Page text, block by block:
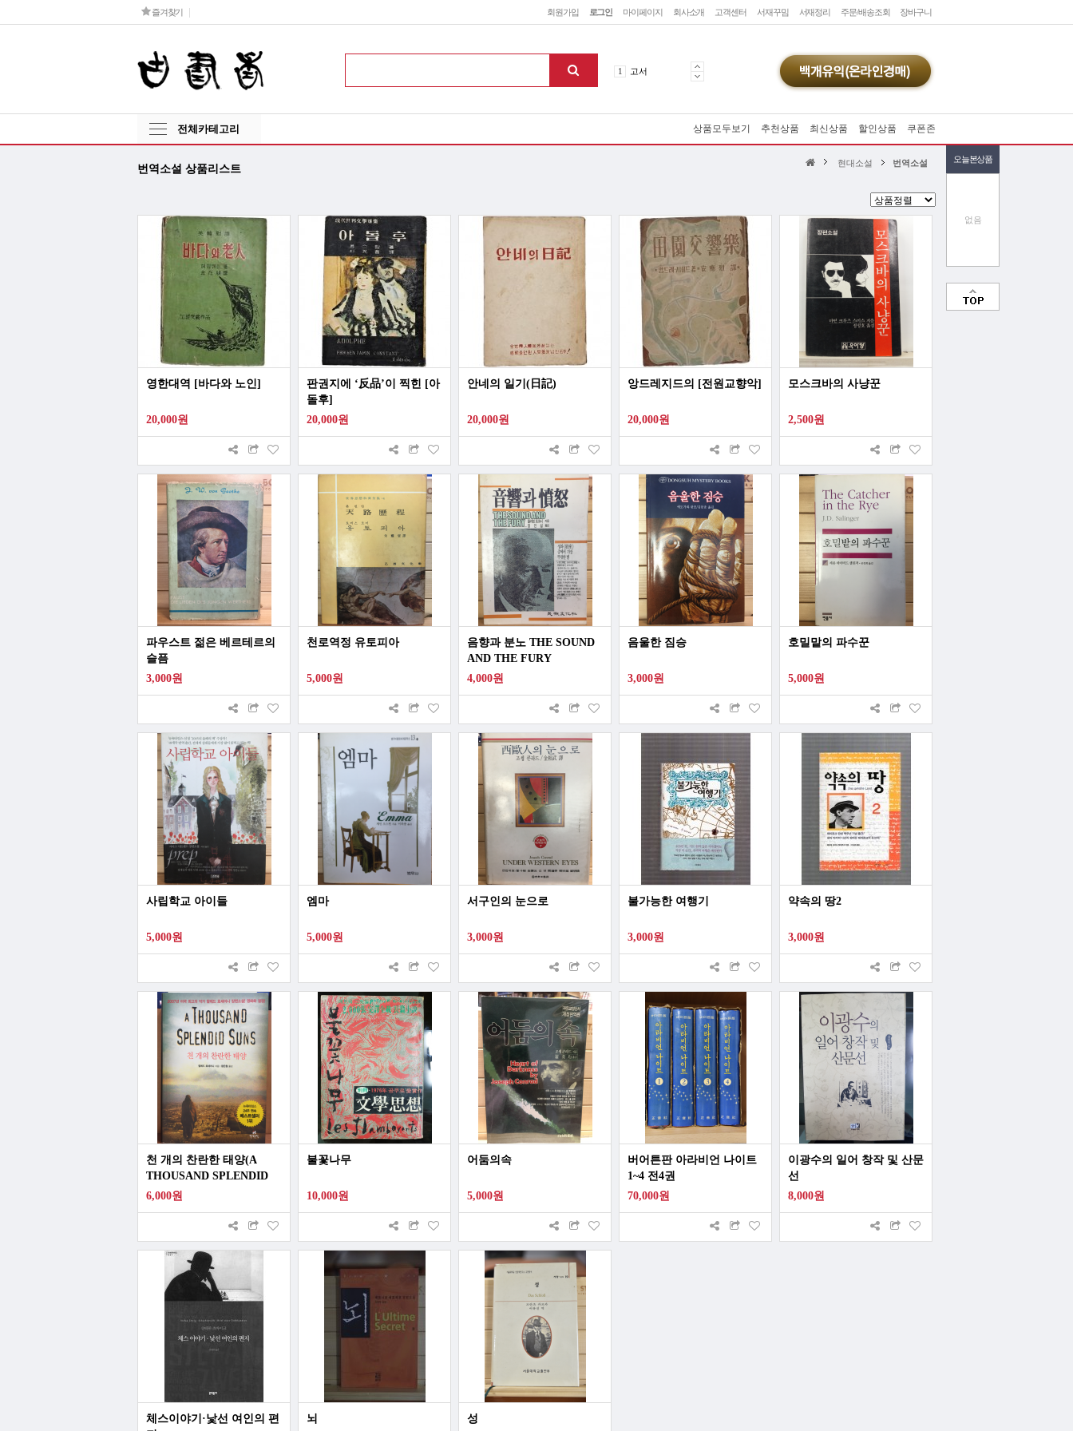
회원가입 로그인 마이페이지 회사소개 고객센터 서재꾸밈 서재정리 주문/배송조회 장바구니
즐겨찾기
1 고서
전체카테고리 상품모두보기 추천상품 최신상품 할인상품 쿠폰존
번역소설 상품리스트
오늘본상품
없음
현대소설 번역소설
영한대역 [바다와 노인]
20,000원
판권지에 ‘反品’이 찍힌 [아
돌후]
20,000원
안네의 일기(日記)
20,000원
앙드레지드의 [전원교향악]
20,000원
모스크바의 사냥꾼
2,500원
파우스트 젊은 베르테르의
슬픔
3,000원
천로역정 유토피아
5,000원
음향과 분노 THE SOUND
AND THE FURY
4,000원
음울한 짐승
3,000원
호밀맡의 파수꾼
5,000원
사립학교 아이들
5,000원
엠마
5,000원
서구인의 눈으로
3,000원
불가능한 여행기
3,000원
약속의 땅2
3,000원
천 개의 찬란한 태양(A
THOUSAND SPLENDID
SUNS)
6,000원
불꽃나무
10,000원
어둠의속
5,000원
버어튼판 아라비언 나이트
1~4 전4권
70,000원
이광수의 일어 창작 및 산문
선
8,000원
체스이야기·낯선 여인의 편
뇌 성